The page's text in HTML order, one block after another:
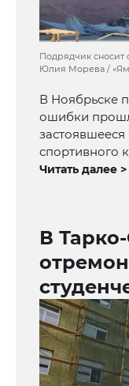
Подрядчик сносит
Юлия Морева /
В Ноябрьске
ошибки
застоявшееся
спортивного
Читать далее >
В